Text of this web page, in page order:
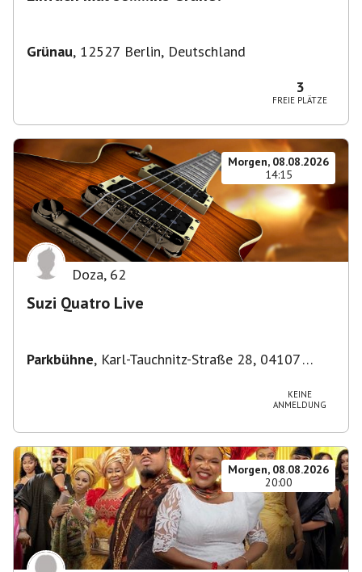
Grünau, 12527 Berlin, Deutschland
3
FREIE PLÄTZE
Morgen, 08.08.2026
14:15
Doza, 62
Suzi Quatro Live
Parkbühne, Karl-Tauchnitz-Straße 28, 04107
KEINE
ANMELDUNG
Morgen, 08.08.2026
20:00